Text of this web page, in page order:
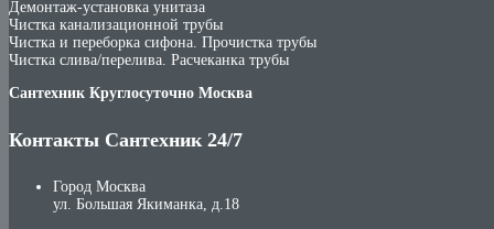
Демонтаж-установка унитаза
Чистка канализационной трубы
Чистка и переборка сифона. Прочистка трубы
Чистка слива/перелива. Расчеканка трубы
Сантехник Круглосуточно Москва
Контакты Сантехник 24/7
Город Москва
ул. Большая Якиманка, д.18